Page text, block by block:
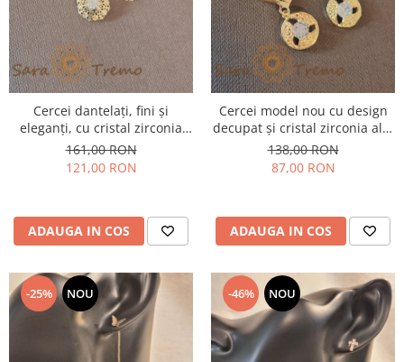
Cercei dantelați, fini și
eleganți, cu cristal zirconia
alb în centru
161,00 RON
121,00 RON
ADAUGA IN COS
Cercei model nou cu design
decupat și cristal zirconia alb,
2.5 cm
138,00 RON
87,00 RON
ADAUGA IN COS
-25% NOU -46% NOU